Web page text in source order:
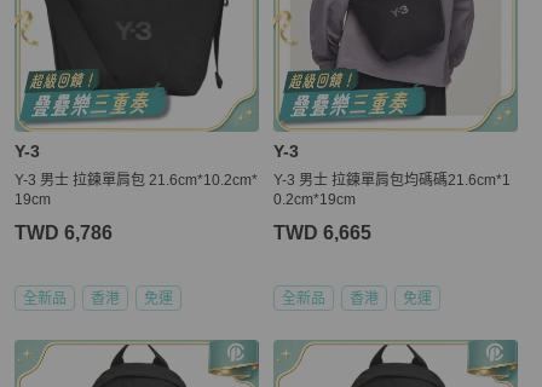
Y-3
Y-3 男士 拉鍊單肩包 21.6cm*10.2cm*
19cm
TWD 6,786
全新品 香港 免運
Y-3
Y-3 男士 拉鍊單肩包均碼碼21.6cm*1
0.2cm*19cm
TWD 6,665
全新品 香港 免運